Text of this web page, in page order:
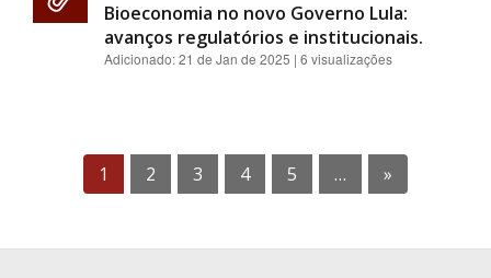
Bioeconomia no novo Governo Lula:
avanços regulatórios e institucionais.
Adicionado:21 de Jan de 2025 | 6 visualizações
1 2 3 4 5 … »